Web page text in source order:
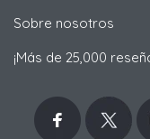
Sobre nosotros
¡Más de 25,000